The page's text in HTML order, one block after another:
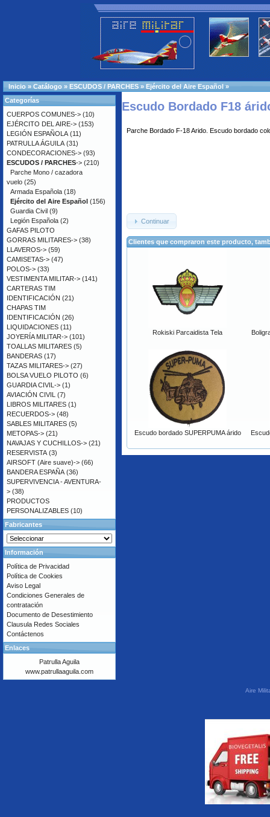
Inicio » Catálogo » ESCUDOS / PARCHES » Ejército del Aire Español »
Escudo Bordado F18
Parche Bordado F-18 Arido. Escudo bordado
Continuar
Clientes que compraron este producto,
Rokiski Parcaidista Tela
Escudo bordado SUPERPUMA árido
Categorías
CUERPOS COMUNES-> (10)
EJÉRCITO DEL AIRE-> (153)
LEGIÓN ESPAÑOLA (11)
PATRULLA ÁGUILA (31)
CONDECORACIONES-> (93)
ESCUDOS / PARCHES-> (210)
Parche Mono / cazadora
vuelo (25)
Armada Española (18)
Ejército del Aire Español (156)
Guardia Civil (9)
Legión Española (2)
GAFAS PILOTO
GORRAS MILITARES-> (38)
LLAVEROS-> (59)
CAMISETAS-> (47)
POLOS-> (33)
VESTIMENTA MILITAR-> (141)
CARTERAS TIM
IDENTIFICACIÓN (21)
CHAPAS TIM
IDENTIFICACIÓN (26)
LIQUIDACIONES (11)
JOYERÍA MILITAR-> (101)
TOALLAS MILITARES (5)
BANDERAS (17)
TAZAS MILITARES-> (27)
BOLSA VUELO PILOTO (6)
GUARDIA CIVIL-> (1)
AVIACIÓN CIVIL (7)
LIBROS MILITARES (1)
RECUERDOS-> (48)
SABLES MILITARES (5)
METOPAS-> (21)
NAVAJAS Y CUCHILLOS-> (21)
RESERVISTA (3)
AIRSOFT (Aire suave)-> (66)
BANDERA ESPAÑA (36)
SUPERVIVENCIA - AVENTURA-
> (38)
PRODUCTOS
PERSONALIZABLES (10)
Fabricantes
Información
Política de Privacidad
Política de Cookies
Aviso Legal
Condiciones Generales de
contratación
Documento de Desestimiento
Clausula Redes Sociales
Contáctenos
Enlaces
Patrulla Aguila
www.patrullaaguila.com
Aire